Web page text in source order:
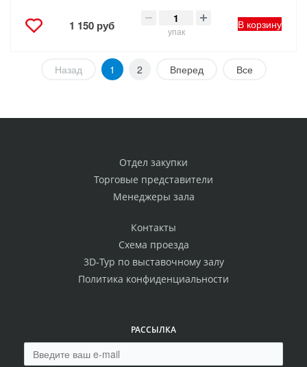
1 150 руб упак
В корзину
Назад 1 2 Вперед Все
Отдел закупки
Торговые представители
Менеджеры зала
Контакты
Схема проезда
3D-Тур по выставочному залу
Политика конфиденциальности
РАССЫЛКА